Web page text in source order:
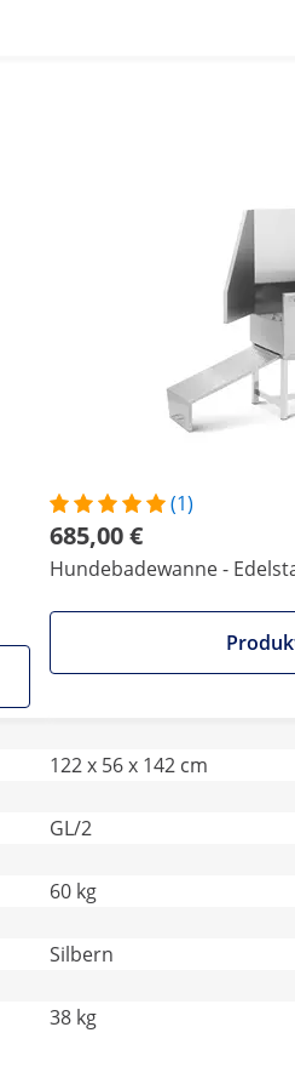
(1)
685,00 €
Hundebadewanne -
122 x 56 x 142 cm
GL/2
60 kg
Silbern
38 kg